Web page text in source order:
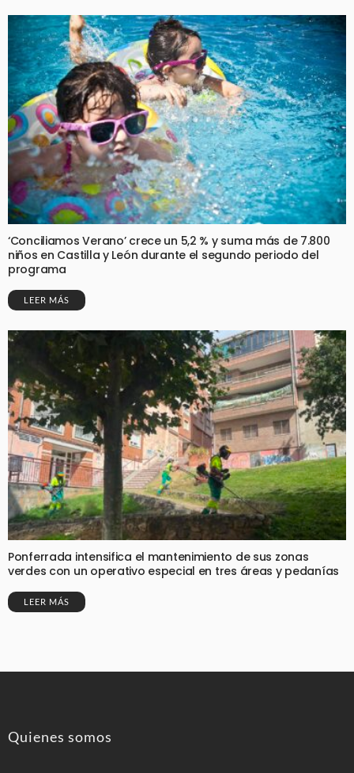
‘Conciliamos Verano’ crece un 5,2 % y suma más de 7.800
niños en Castilla y León durante el segundo periodo del
programa
LEER MÁS
Ponferrada intensifica el mantenimiento de sus zonas
verdes con un operativo especial en tres áreas y pedanías
LEER MÁS
Quienes somos